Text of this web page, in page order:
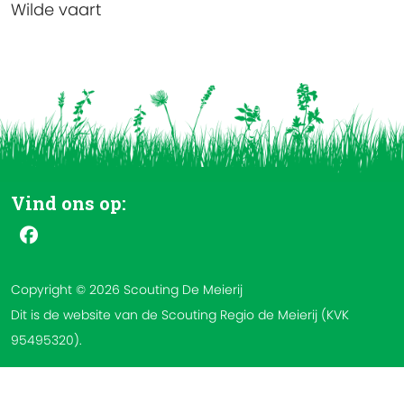
Wilde vaart
Vind ons op:
Copyright © 2026 Scouting De Meierij
Dit is de website van de Scouting Regio de Meierij (KVK
95495320).